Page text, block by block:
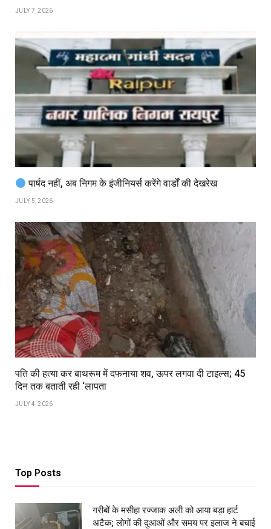
JULY 7, 2026
पार्षद नहीं, अब निगम के इंजीनियर्स करेंगे वार्डों की देखरेख
JULY 5, 2026
पति की हत्या कर बाथरूम में दफनाया शव, ऊपर लगवा दी टाइल्स; 45
दिन तक बताती रही ‘लापता
JULY 4, 2026
Top Posts
गरीबों के मसीहा रज्‍जाक अली को आया बड़ा हार्ट
अटैक; लोगों की दुआओं और समय पर इलाज ने बचाई